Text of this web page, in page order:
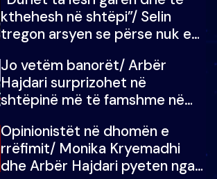
kthehesh në shtëpi”/ Selin
tregon arsyen se përse nuk e
çoja luftën time deri në fund
Jo vetëm banorët/ Arbër
Hajdari surprizohet në
shtëpinë më të famshme në
vajzën e tij
Opinionistët në dhomën e
rrëfimit/ Monika Kryemadhi
dhe Arbër Hajdari pyeten nga